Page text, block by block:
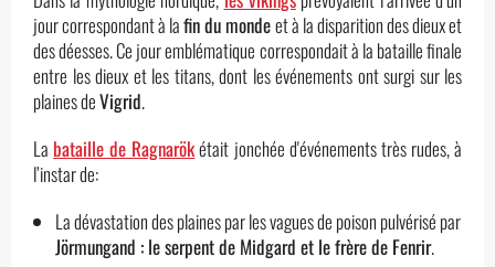
jour correspondant à lafin du mondeet à la disparition des dieux et
des déesses. Ce jour emblématique correspondait à la bataille finale
entre les dieux et les titans, dont les événements ont surgi sur les
plaines deVigrid.
La bataille de Ragnarökétait jonchée d'événements très rudes, à
l’instar de:
La dévastation des plaines par les vagues de poison pulvérisé par
Jörmungand : le serpent de Midgard et le frère de Fenrir.